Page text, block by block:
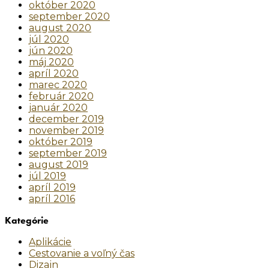
október 2020
september 2020
august 2020
júl 2020
jún 2020
máj 2020
apríl 2020
marec 2020
február 2020
január 2020
december 2019
november 2019
október 2019
september 2019
august 2019
júl 2019
apríl 2019
apríl 2016
Kategórie
Aplikácie
Cestovanie a voľný čas
Dizajn